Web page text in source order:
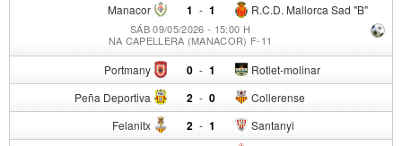
Manacor 1 - R.C.D. Mallorca Sad "B"
1
SÁB 09/05/2026 - 15:00 H
NA CAPELLERA (MANACOR) F-11
Portmany 0 - Rotlet-molinar
1
Peña Deportiva 2 - Collerense
0
Felanitx 2 - Santanyi
1